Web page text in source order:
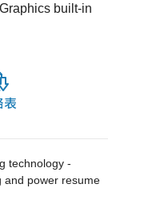
built-in
technology -
and power resume